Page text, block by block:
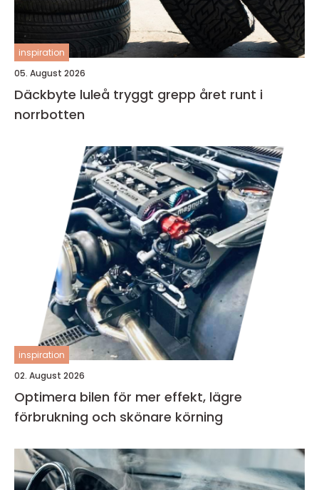
inspiration
05. August 2026
Däckbyte luleå tryggt grepp året runt i
norrbotten
inspiration
02. August 2026
Optimera bilen för mer effekt, lägre
förbrukning och skönare körning